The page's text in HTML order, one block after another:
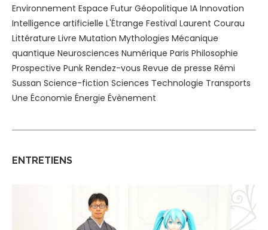
Environnement Espace Futur Géopolitique IA Innovation
Intelligence artificielle L'Étrange Festival Laurent Courau
Littérature Livre Mutation Mythologies Mécanique
quantique Neurosciences Numérique Paris Philosophie
Prospective Punk Rendez-vous Revue de presse Rémi
Sussan Science-fiction Sciences Technologie Transports
Une Économie Énergie Évènement
ENTRETIENS